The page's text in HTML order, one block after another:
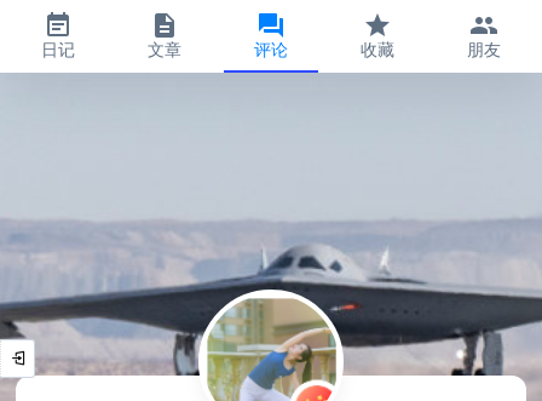
日记 文章 评论 收藏 朋友